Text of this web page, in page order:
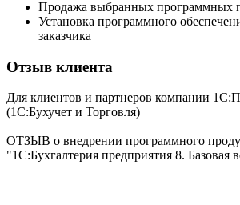
Продажа выбранных программных
Установка программного
заказчика
Отзыв клиента
Для клиентов и партнеров компании
(1С:Бухучет и Торговля)
ОТЗЫВ о внедрении программного
"1С:Бухгалтерия предприятия 8. Базовая